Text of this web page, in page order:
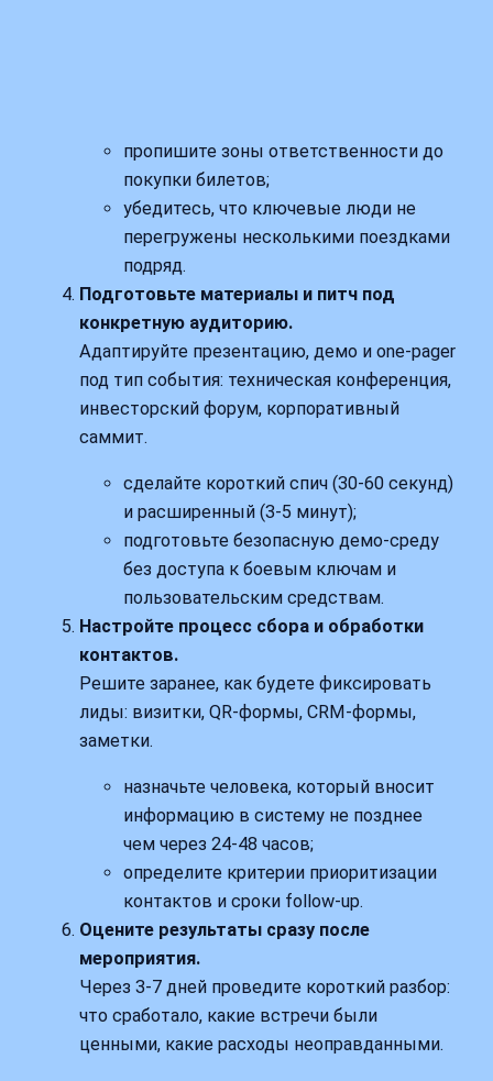
пропишите зоны ответственности до
покупки билетов;
убедитесь, что ключевые люди не
перегружены несколькими поездками
подряд.
Подготовьте материалы и питч под
конкретную аудиторию.
Адаптируйте презентацию, демо и one‑pager
под тип события: техническая конференция,
инвесторский форум, корпоративный
саммит.
сделайте короткий спич (30-60 секунд)
и расширенный (3-5 минут);
подготовьте безопасную демо‑среду
без доступа к боевым ключам и
пользовательским средствам.
Настройте процесс сбора и обработки
контактов.
Решите заранее, как будете фиксировать
лиды: визитки, QR‑формы, CRM‑формы,
заметки.
назначьте человека, который вносит
информацию в систему не позднее
чем через 24-48 часов;
определите критерии приоритизации
контактов и сроки follow‑up.
Оцените результаты сразу после
мероприятия.
Через 3-7 дней проведите короткий разбор:
что сработало, какие встречи были
ценными, какие расходы неоправданными.